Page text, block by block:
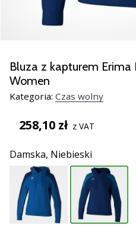
wszystkie
artykuły
Bluza z kapturem Erima
Women
Kategoria: Czas wolny
258,10 zł z VAT
Damska, Niebieski